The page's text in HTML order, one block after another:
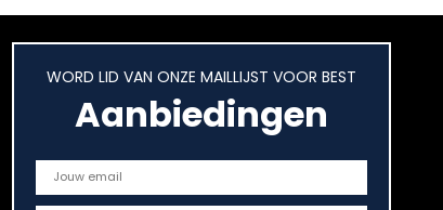
WORD LID VAN ONZE MAILLIJST VOOR BEST
Aanbiedingen